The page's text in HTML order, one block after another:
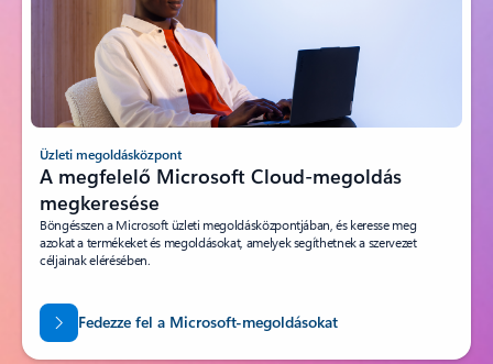
Üzleti megoldásközpont
A megfelelő Microsoft Cloud-megoldás
megkeresése
Böngésszen a Microsoft üzleti megoldásközpontjában, és keresse meg
azokat a termékeket és megoldásokat, amelyek segíthetnek a szervezet
céljainak elérésében.
Fedezze fel a Microsoft-megoldásokat